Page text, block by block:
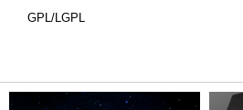
GPL/LGPL